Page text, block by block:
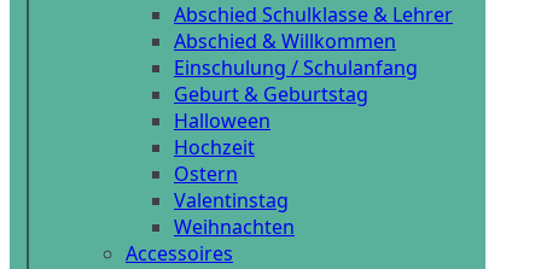
Abschied Schulklasse & Lehrer
Abschied & Willkommen
Einschulung / Schulanfang
Geburt & Geburtstag
Halloween
Hochzeit
Ostern
Valentinstag
Weihnachten
Accessoires